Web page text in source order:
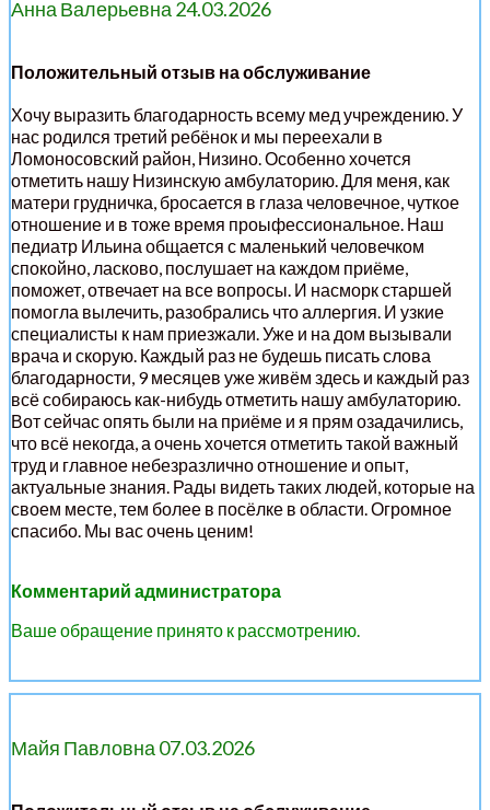
Анна Валерьевна 24.03.2026
Положительный отзыв на обслуживание
Хочу выразить благодарность всему мед учреждению. У
нас родился третий ребёнок и мы переехали в
Ломоносовский район, Низино. Особенно хочется
отметить нашу Низинскую амбулаторию. Для меня, как
матери грудничка, бросается в глаза человечное, чуткое
отношение и в тоже время проыфессиональное. Наш
педиатр Ильина общается с маленький человечком
спокойно, ласково, послушает на каждом приёме,
поможет, отвечает на все вопросы. И насморк старшей
помогла вылечить, разобрались что аллергия. И узкие
специалисты к нам приезжали. Уже и на дом вызывали
врача и скорую. Каждый раз не будешь писать слова
благодарности, 9 месяцев уже живём здесь и каждый раз
всё собираюсь как-нибудь отметить нашу амбулаторию.
Вот сейчас опять были на приёме и я прям озадачились,
что всё некогда, а очень хочется отметить такой важный
труд и главное небезразлично отношение и опыт,
актуальные знания. Рады видеть таких людей, которые на
своем месте, тем более в посёлке в области. Огромное
спасибо. Мы вас очень ценим!
Комментарий администратора
Ваше обращение принято к рассмотрению.
Майя Павловна 07.03.2026